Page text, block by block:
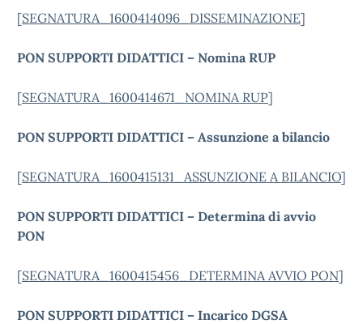
[SEGNATURA_1600414096_DISSEMINAZIONE]
PON SUPPORTI DIDATTICI – Nomina RUP
[SEGNATURA_1600414671_NOMINA RUP]
PON SUPPORTI DIDATTICI – Assunzione a bilancio
[SEGNATURA_1600415131_ASSUNZIONE A BILANCIO]
PON SUPPORTI DIDATTICI – Determina di avvio
PON
[SEGNATURA_1600415456_DETERMINA AVVIO PON]
PON SUPPORTI DIDATTICI – Incarico DGSA